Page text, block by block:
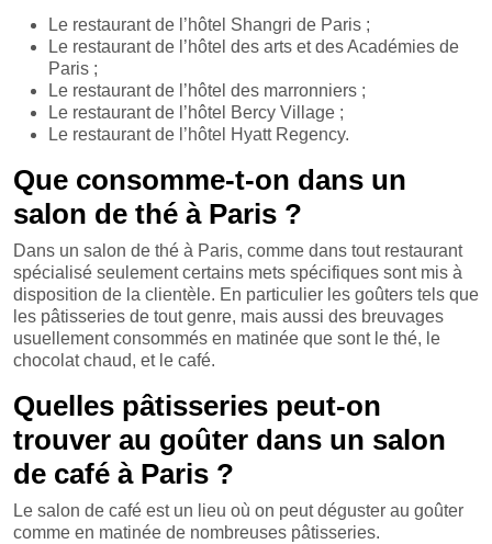
Le restaurant de l’hôtel Shangri de Paris ;
Le restaurant de l’hôtel des arts et des Académies de
Paris ;
Le restaurant de l’hôtel des marronniers ;
Le restaurant de l’hôtel Bercy Village ;
Le restaurant de l’hôtel Hyatt Regency.
Que consomme-t-on dans un
salon de thé à Paris ?
Dans un salon de thé à Paris, comme dans tout restaurant
spécialisé seulement certains mets spécifiques sont mis à
disposition de la clientèle. En particulier les goûters tels que
les pâtisseries de tout genre, mais aussi des breuvages
usuellement consommés en matinée que sont le thé, le
chocolat chaud, et le café.
Quelles pâtisseries peut-on
trouver au goûter dans un salon
de café à Paris ?
Le salon de café est un lieu où on peut déguster au goûter
comme en matinée de nombreuses pâtisseries.